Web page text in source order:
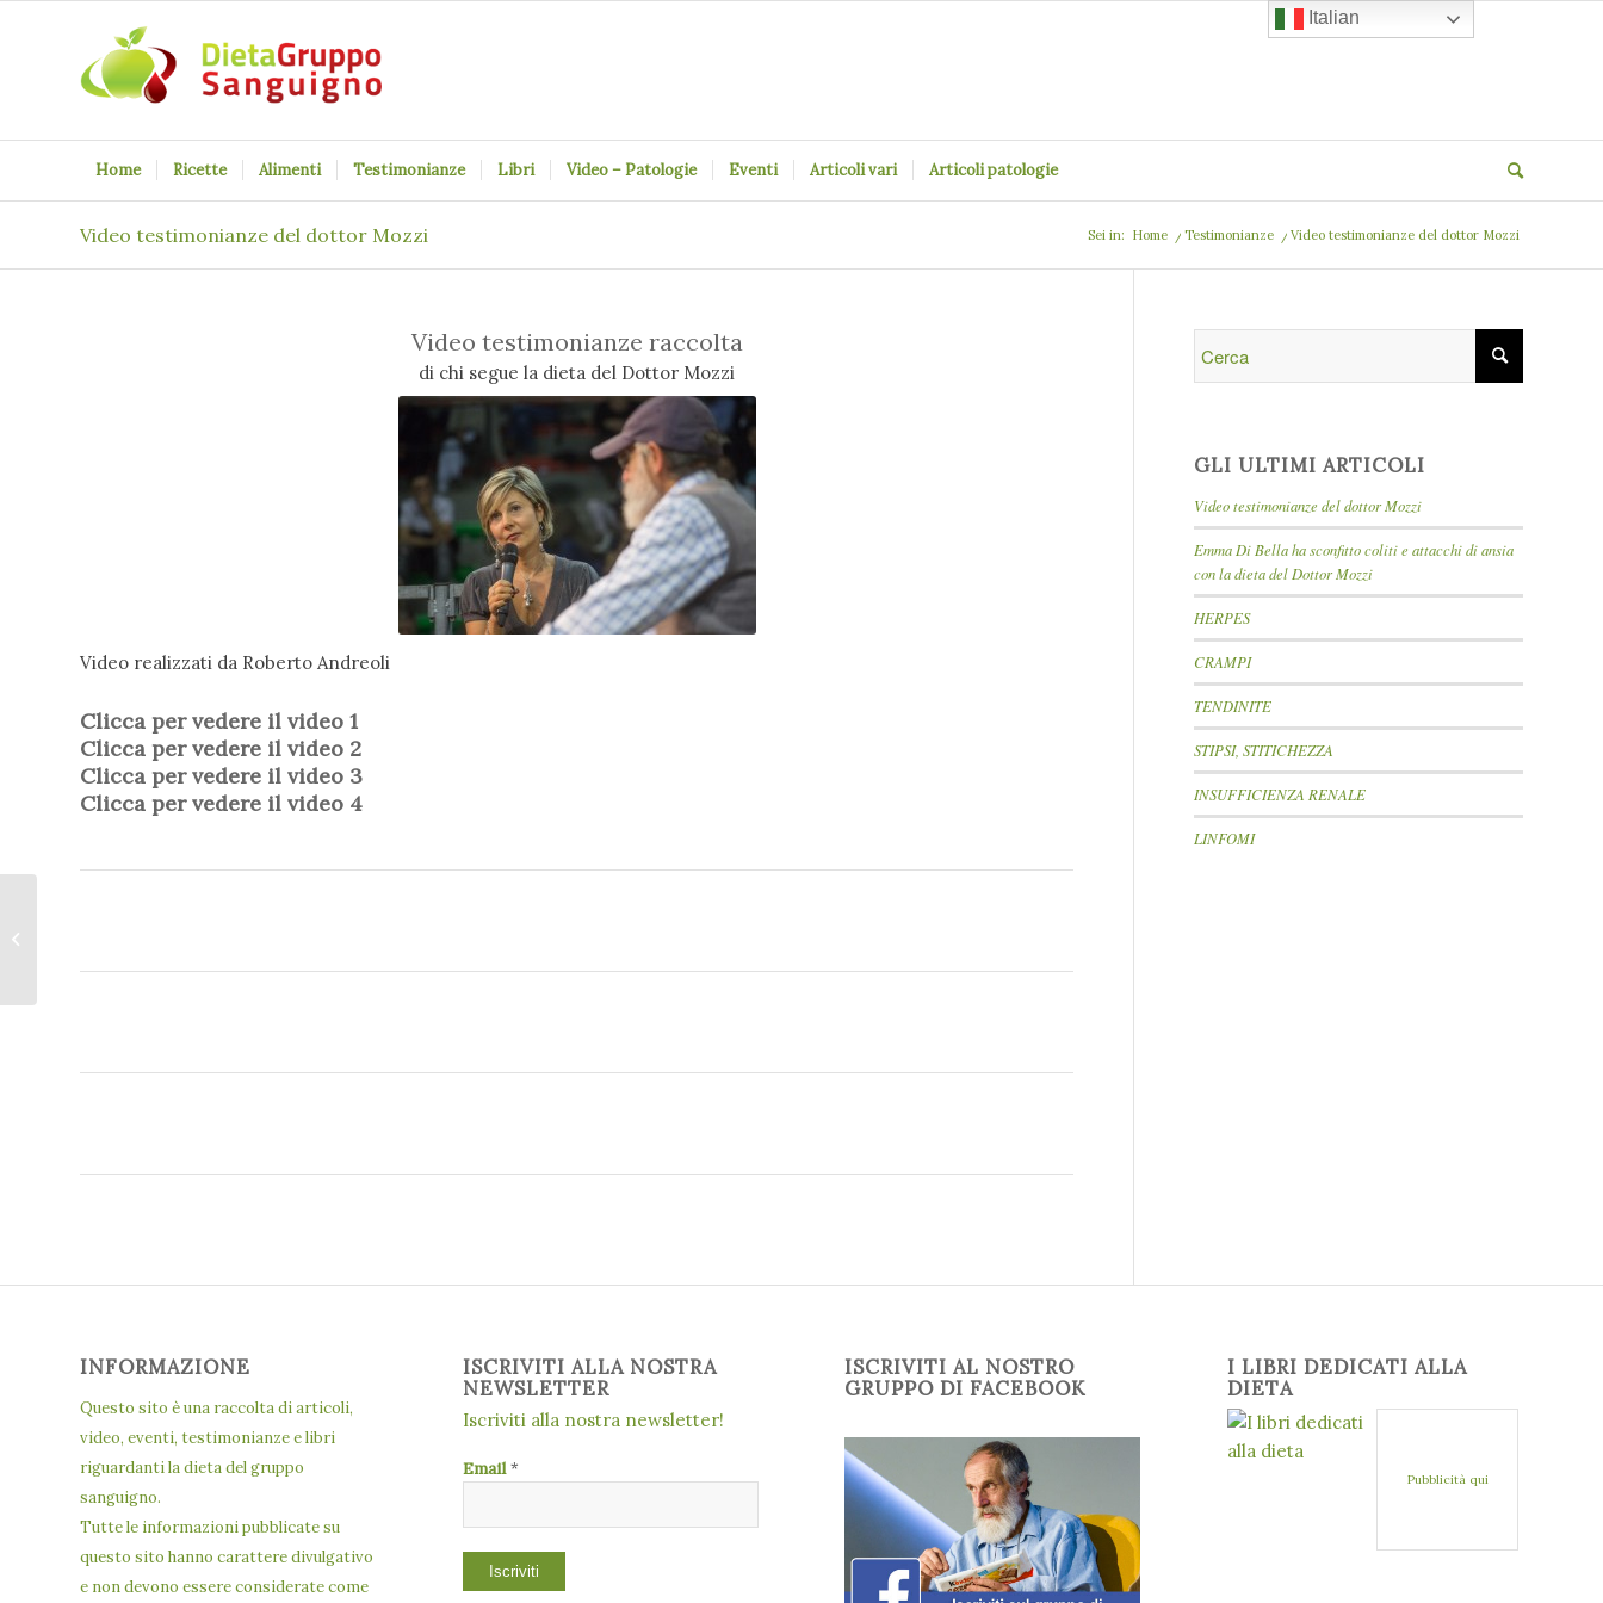
Home Ricette Alimenti Testimonianze Libri Video – Patologie Eventi Articoli vari Articoli patologie
Video testimonianze del dottor Mozzi Sei in: Home / Testimonianze / Video testimonianze del dottor Mozzi
Video testimonianze raccolta
di chi segue la dieta del Dottor Mozzi
Video realizzati da Roberto Andreoli
Clicca per vedere il video 1
Clicca per vedere il video 2
Clicca per vedere il video 3
Clicca per vedere il video 4
GLI ULTIMI ARTICOLI
Video testimonianze del dottor Mozzi
Emma Di Bella ha sconfitto coliti e attacchi di ansia
con la dieta del Dottor Mozzi
HERPES
CRAMPI
TENDINITE
STIPSI, STITICHEZZA
INSUFFICIENZA RENALE
LINFOMI
INFORMAZIONE
Questo sito è una raccolta di articoli,
video, eventi, testimonianze e libri
riguardanti la dieta del gruppo
sanguigno.
Tutte le informazioni pubblicate su
questo sito hanno carattere divulgativo
e non devono essere considerate come
ISCRIVITI ALLA NOSTRA
NEWSLETTER
Iscriviti alla nostra newsletter!
Email*
ISCRIVITI AL NOSTRO
GRUPPO DI FACEBOOK
I LIBRI DEDICATI ALLA
DIETA
Pubblicità qui
Italian